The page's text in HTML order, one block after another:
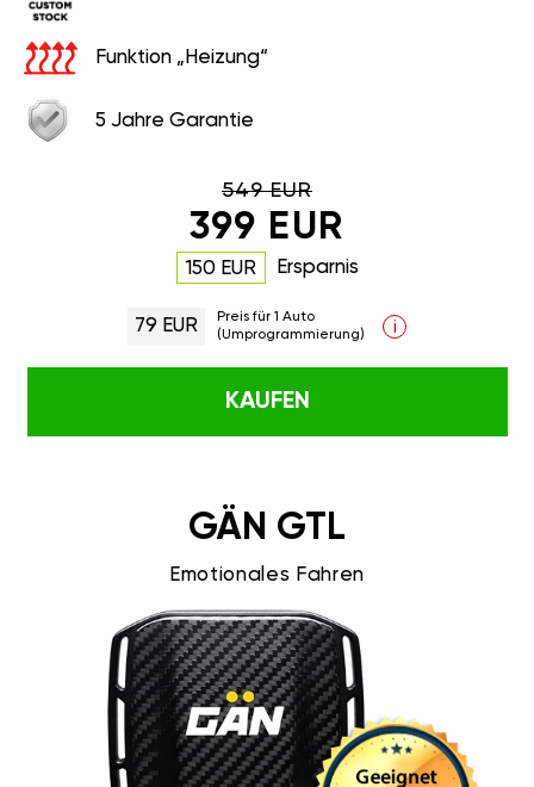
Funktion „Heizung“
5 Jahre Garantie
549 EUR
399 EUR
150 EUR Ersparnis
79 EUR
Preis für 1 Auto
(Umprogrammierung)
i
KAUFEN
GÄN GTL
Emotionales Fahren